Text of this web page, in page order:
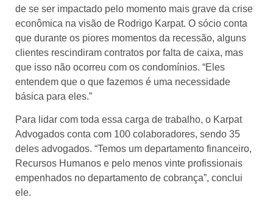
de se ser impactado pelo momento mais grave da crise
econômica na visão de Rodrigo Karpat. O sócio conta
que durante os piores momentos da recessão, alguns
clientes rescindiram contratos por falta de caixa, mas
que isso não ocorreu com os condomínios. “Eles
entendem que o que fazemos é uma necessidade
básica para eles.”
Para lidar com toda essa carga de trabalho, o Karpat
Advogados conta com 100 colaboradores, sendo 35
deles advogados. “Temos um departamento financeiro,
Recursos Humanos e pelo menos vinte profissionais
empenhados no departamento de cobrança”, conclui
ele.